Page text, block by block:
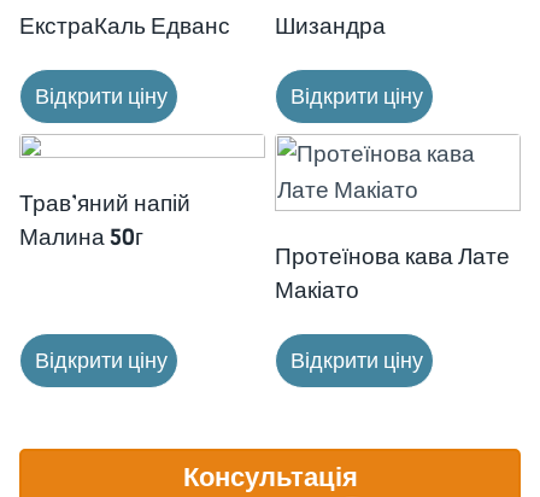
ЕкстраКаль Едванс
Відкрити ціну
Шизандра
Відкрити ціну
Трав’яний напій
Малина 50г
Відкрити ціну
Протеїнова кава Лате
Макіато
Відкрити ціну
Консультація